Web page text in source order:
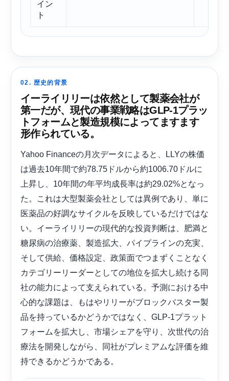
イン
ト
02. 歴史的背景
イーライリリーは依然として製薬会社が
第一だが、現代の事業戦略はGLP-1プラッ
トフォームと製造規模によってますます
形作られている。
Yahoo Financeの月次データによると、LLYの株価
は過去10年間で約78.75ドルから約1006.70ドルに
上昇し、10年間の年平均成長率は約29.02%となっ
た。これは大型製薬会社としては異例であり、単に
医薬品の好調なサイクルを反映しているだけではな
い。イーライリリーの現代的な投資判断は、肥満と
糖尿病の治療薬、製造拡大、パイプラインの充実、
そして供給、価格設定、政策面でつまずくことなく
カテゴリーリーダーとしての地位を拡大し続ける同
社の能力によって支えられている。予測における中
心的な課題は、もはやリリーがブロックバスター製
品を持っているかどうかではなく、GLP-1プラット
フォームを拡大し、市場シェアを守り、次世代の治
療法を開発しながら、同社がプレミアムな評価を維
持できるかどうかである。